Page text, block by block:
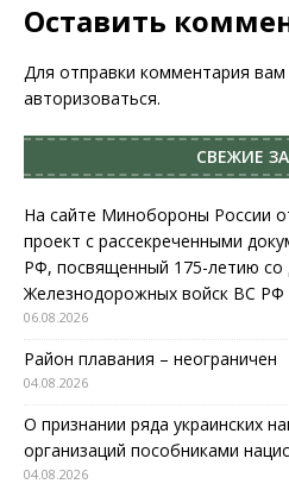
Оставить
Для отправки комментария
авторизоваться.
СВЕЖИЕ
На сайте Минобороны России
проект с рассекреченными
РФ, посвященный 175-летию со
Железнодорожных войск ВС РФ
06.08.2026
Район плавания – неограничен
04.08.2026
О признании ряда украинских
организаций пособниками
04.08.2026